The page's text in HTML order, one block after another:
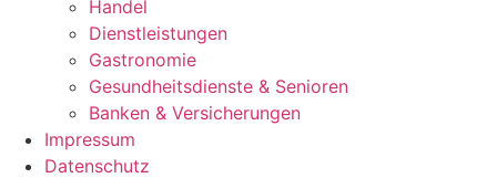
Handel
Dienstleistungen
Gastronomie
Gesundheitsdienste & Senioren
Banken & Versicherungen
Impressum
Datenschutz